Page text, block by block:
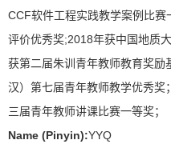
CCF软件工程实践教学案例比
评价优秀奖;2018年获中国地质
获第二届朱训青年教师教育奖
汉）第七届青年教师教学优秀
三届青年教师讲课比赛一等奖；
Name (Pinyin):YYQ